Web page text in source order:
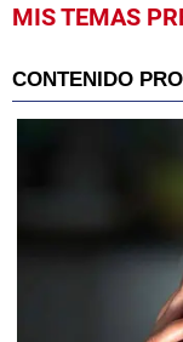
MIS TEMAS